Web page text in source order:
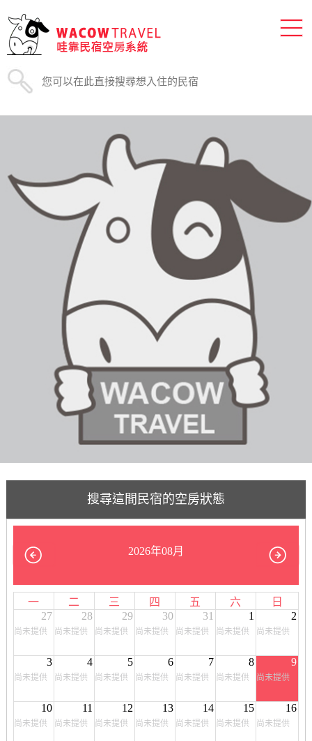
搜尋這間民宿的空房狀態
2026年08月
一 二 三 四 五 六
日
27
尚未提供
28
尚未提供
29
尚未提供
30
尚未提供
31
尚未提供
1
尚未提供
2
尚未提供
3
尚未提供
4
尚未提供
5
尚未提供
6
尚未提供
7
尚未提供
8
尚未提供
9
尚未提供
10
尚未提供
11
尚未提供
12
尚未提供
13
尚未提供
14
尚未提供
15
尚未提供
16
尚未提供